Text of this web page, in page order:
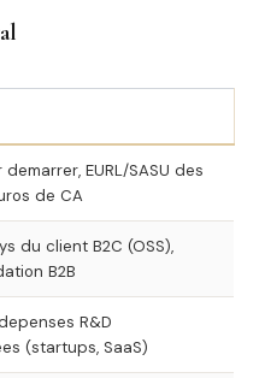
EURL/SASU des
de CA
du client B2C (OSS),
B2B
R&D
(startups, SaaS)